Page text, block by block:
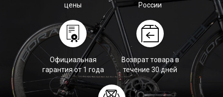
цены
России
Официальная
гарантия от 1 года
Возврат товара в
течение 30 дней